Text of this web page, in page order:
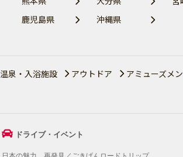
鹿児島県
沖縄県
温泉・入浴施設 アウトドア アミューズメ
ドライブ・イベント